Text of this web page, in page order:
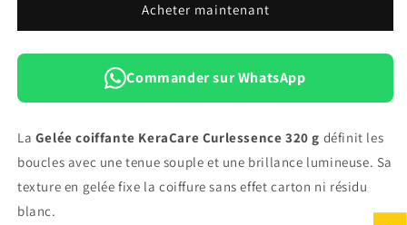
Curlessence
320
KeraCare
Curlessence
320
g
Acheter maintenant
Commander sur WhatsApp
La Gelée coiffante KeraCare Curlessence 320 g définit les
boucles avec une tenue souple et une brillance lumineuse. Sa
texture en gelée fixe la coiffure sans effet carton ni résidu
blanc.